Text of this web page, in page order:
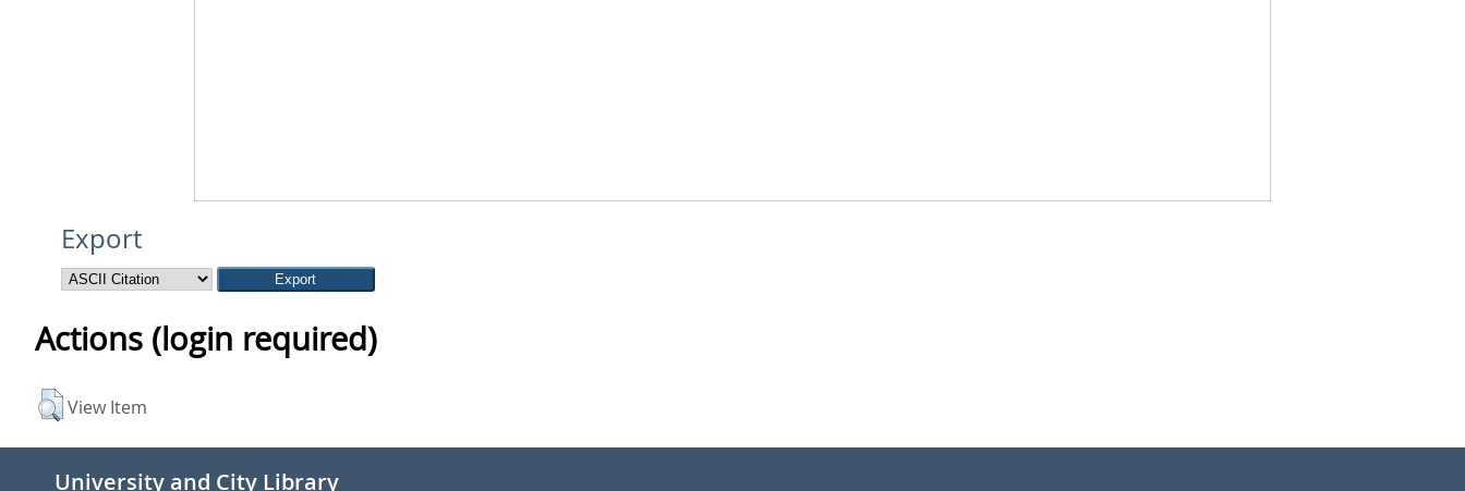
Export
Actions (login required)
View Item
University and City Library